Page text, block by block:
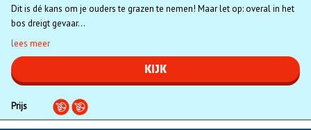
Dit is dé kans om je ouders te grazen te nemen! Maar let op: overal in het
bos dreigt gevaar...
lees meer
KIJK
Prijs